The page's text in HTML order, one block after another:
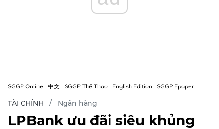
SGGP Online 中文 SGGP Thể Thao English Edition SGGP Epaper
TÀI CHÍNH Ngân hàng
LPBank ưu đãi siêu khủng